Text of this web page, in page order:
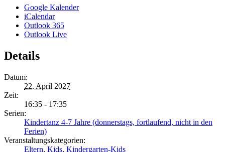
Google Kalender
iCalendar
Outlook 365
Outlook Live
Details
Datum:
22. April 2027
Zeit:
16:35 - 17:35
Serien:
Kindertanz 4-7 Jahre (donnerstags, fortlaufend, nicht in den
Ferien)
Veranstaltungskategorien:
Eltern, Kids, Kindergarten-Kids